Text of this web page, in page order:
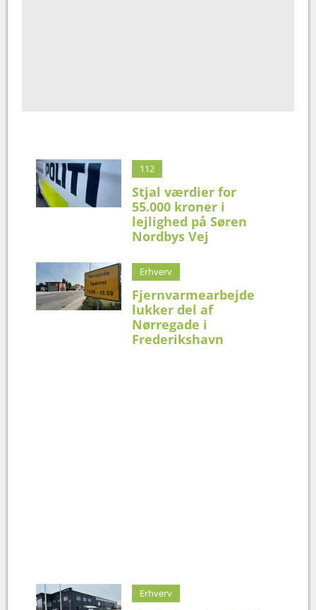
112
Stjal værdier for
55.000 kroner i
lejlighed på Søren
Nordbys Vej
Erhverv
Fjernvarmearbejde
lukker del af
Nørregade i
Frederikshavn
Erhverv